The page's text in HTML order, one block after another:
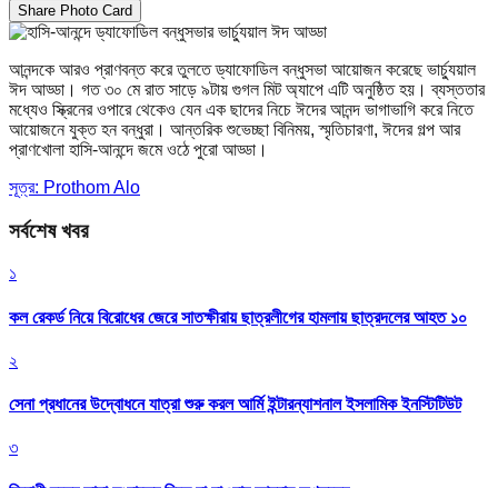
Share Photo Card
আনন্দকে আরও প্রাণবন্ত করে তুলতে ড্যাফোডিল বন্ধুসভা আয়োজন করেছে ভার্চ্যুয়াল
ঈদ আড্ডা। গত ৩০ মে রাত সাড়ে ৯টায় গুগল মিট অ্যাপে এটি অনুষ্ঠিত হয়। ব্যস্ততার
মধ্যেও স্ক্রিনের ওপারে থেকেও যেন এক ছাদের নিচে ঈদের আনন্দ ভাগাভাগি করে নিতে
আয়োজনে যুক্ত হন বন্ধুরা। আন্তরিক শুভেচ্ছা বিনিময়, স্মৃতিচারণা, ঈদের গল্প আর
প্রাণখোলা হাসি-আনন্দে জমে ওঠে পুরো আড্ডা।
সূত্র: Prothom Alo
সর্বশেষ খবর
১
কল রেকর্ড নিয়ে বিরোধের জেরে সাতক্ষীরায় ছাত্রলীগের হামলায় ছাত্রদলের আহত ১০
২
সেনা প্রধানের উদ্বোধনে যাত্রা শুরু করল আর্মি ইন্টারন্যাশনাল ইসলামিক ইনস্টিটিউট
৩